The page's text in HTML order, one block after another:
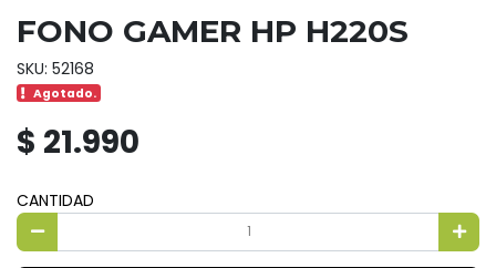
FONO GAMER HP H220S
SKU: 52168
Agotado.
$ 21.990
CANTIDAD